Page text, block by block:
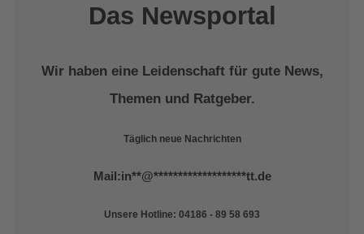
Das Newsportal
Wir haben eine Leidenschaft für gute News,
Themen und Ratgeber.
Täglich neue Nachrichten
Mail:in**@*******************tt.de
Unsere Hotline: 04186 - 89 58 693